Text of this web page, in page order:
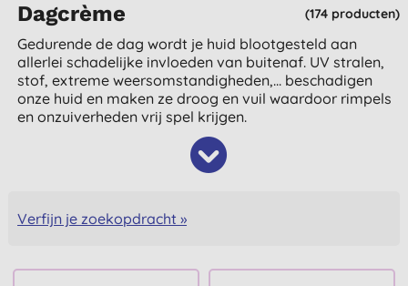
(174 producten)
Dagcrème
Gedurende de dag wordt je huid blootgesteld aan
allerlei schadelijke invloeden van buitenaf. UV stralen,
stof, extreme weersomstandigheden,... beschadigen
onze huid en maken ze droog en vuil waardoor rimpels
en onzuiverheden vrij spel krijgen.
Verfijn je zoekopdracht »